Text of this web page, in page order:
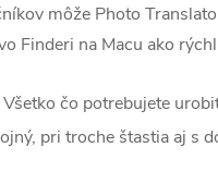
môže Photo
Finderi na Macu ako
čo potrebujete
pri troche štastia aj s